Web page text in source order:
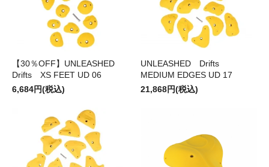
【30％OFF】UNLEASHED
Drifts XS FEET UD 06
6,684円(税込)
UNLEASHED Drifts
MEDIUM EDGES UD 17
21,868円(税込)